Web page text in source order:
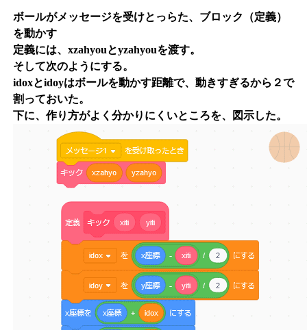
ボールがメッセージを受けとっらた、ブロック（定義）
を動かす
定義には、xzahyouとyzahyouを渡す。
そして次のようにする。
idoxとidoyはボールを動かす距離で、動きすぎるから２で
割っておいた。
下に、作り方がよく分かりにくいところを、図示した。